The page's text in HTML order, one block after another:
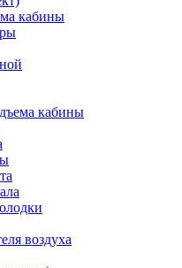
кабины
кабины
воздуха